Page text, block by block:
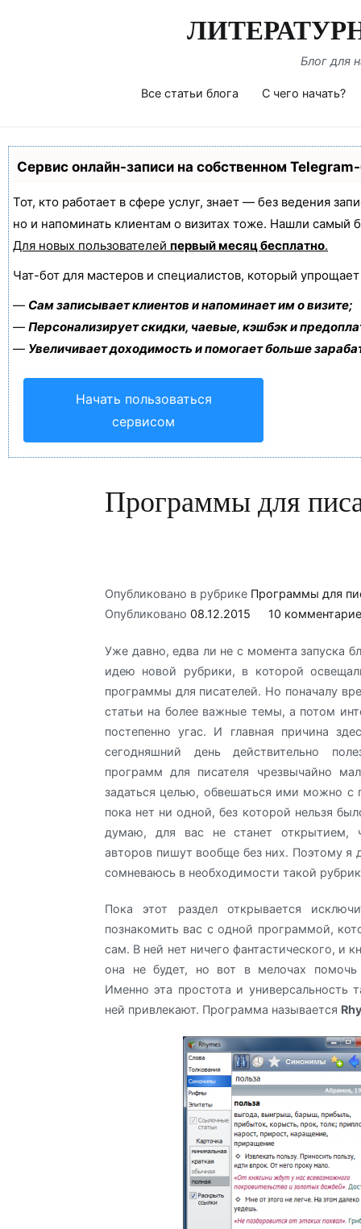
Блог для
Все статьи блога С чего начать?
Сервис онлайн-записи на собственном
Тот, кто работает в сфере услуг, знает — без ведения
но и напоминать клиентам о визитах тоже. Нашли
Для новых пользователей первый месяц бесплатно.
Чат-бот для мастеров и специалистов, который
— Сам записывает клиентов и напоминает им о визите;
— Персонализирует скидки, чаевые, кэшбэк и
— Увеличивает доходимость и помогает больше
Начать пользоваться
сервисом
Программы для
Опубликовано в рубрике Программы для
Опубликовано 08.12.2015 10
Уже давно, едва ли не с момента запуска
идею новой рубрики, в которой
программы для писателей. Но поначалу
статьи на более важные темы, а потом
постепенно угас. И главная причина
сегодняшний день действительно
программ для писателя чрезвычайно
задаться целью, обвешаться ими можно с
пока нет ни одной, без которой нельзя
думаю, для вас не станет открытием,
авторов пишут вообще без них. Поэтому я
сомневаюсь в необходимости такой
Пока этот раздел открывается
познакомить вас с одной программой,
сам. В ней нет ничего фантастического, и
она не будет, но вот в мелочах
Именно эта простота и универсальность
ней привлекают. Программа называется